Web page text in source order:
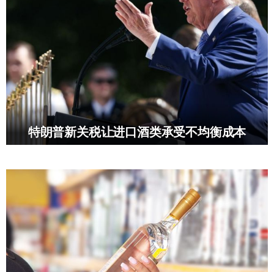
特朗普新关税让进口酒类承受不均衡成本